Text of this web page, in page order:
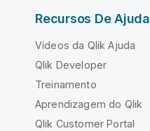
Recursos De Ajuda
Vídeos da Qlik Ajuda
Qlik Developer
Treinamento
Aprendizagem do Qlik
Qlik Customer Portal